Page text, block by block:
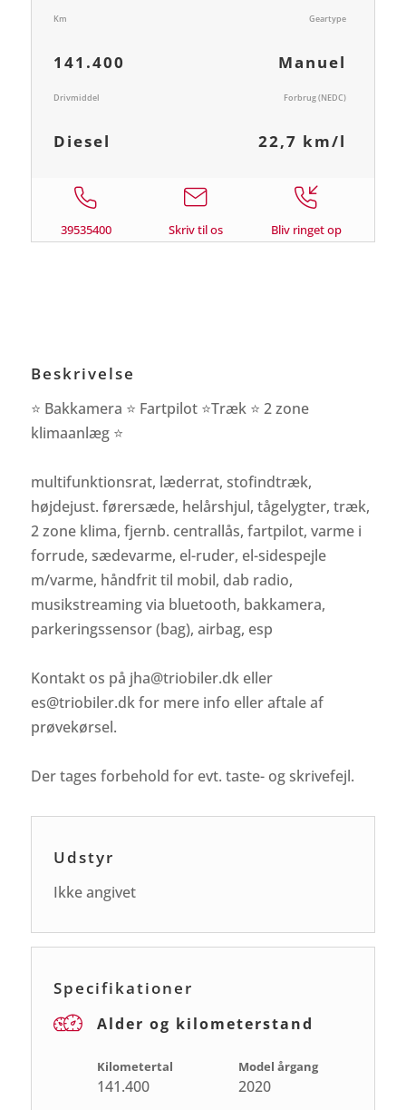
Km
141.400
Geartype
Manuel
Drivmiddel
Diesel
Forbrug (NEDC)
22,7 km/l
39535400 Skriv til os Bliv ringet op
Beskrivelse
⭐ Bakkamera ⭐ Fartpilot ⭐Træk ⭐ 2 zone
klimaanlæg ⭐
multifunktionsrat, læderrat, stofindtræk,
højdejust. førersæde, helårshjul, tågelygter, træk,
2 zone klima, fjernb. centrallås, fartpilot, varme i
forrude, sædevarme, el-ruder, el-sidespejle
m/varme, håndfrit til mobil, dab radio,
musikstreaming via bluetooth, bakkamera,
parkeringssensor (bag), airbag, esp
Kontakt os på jha@triobiler.dk eller
es@triobiler.dk for mere info eller aftale af
prøvekørsel.
Der tages forbehold for evt. taste- og skrivefejl.
Udstyr
Ikke angivet
Specifikationer
Alder og kilometerstand
Kilometertal
141.400
Model årgang
2020